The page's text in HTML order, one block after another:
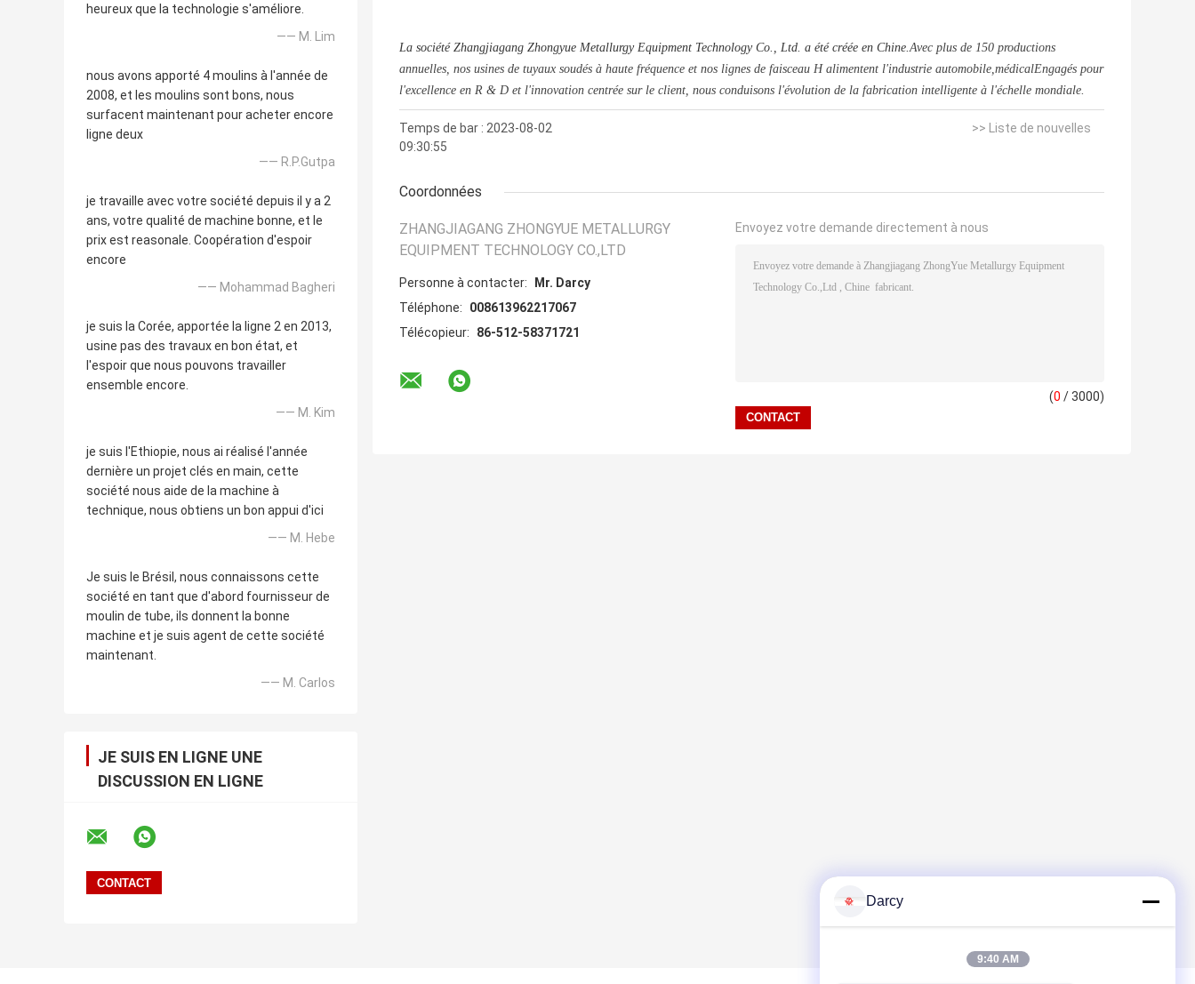
heureux que la technologie s'améliore.
—— M. Lim
nous avons apporté 4 moulins à l'année de
2008, et les moulins sont bons, nous
surfacent maintenant pour acheter encore
ligne deux
—— R.P.Gutpa
je travaille avec votre société depuis il y a 2
ans, votre qualité de machine bonne, et le
prix est reasonale. Coopération d'espoir
encore
—— Mohammad Bagheri
je suis la Corée, apportée la ligne 2 en 2013,
usine pas des travaux en bon état, et
l'espoir que nous pouvons travailler
ensemble encore.
—— M. Kim
je suis l'Ethiopie, nous ai réalisé l'année
dernière un projet clés en main, cette
société nous aide de la machine à
technique, nous obtiens un bon appui d'ici
—— M. Hebe
Je suis le Brésil, nous connaissons cette
société en tant que d'abord fournisseur de
moulin de tube, ils donnent la bonne
machine et je suis agent de cette société
maintenant.
—— M. Carlos
JE SUIS EN LIGNE UNE
DISCUSSION EN LIGNE
La société Zhangjiagang Zhongyue Metallurgy Equipment Technology Co., Ltd. a été créée en Chine.Avec plus de 150 productions
annuelles, nos usines de tuyaux soudés à haute fréquence et nos lignes de faisceau H alimentent l'industrie automobile,médicalEngagés pour
l'excellence en R & D et l'innovation centrée sur le client, nous conduisons l'évolution de la fabrication intelligente à l'échelle mondiale.
Temps de bar : 2023-08-02
09:30:55
>> Liste de nouvelles
Coordonnées
ZHANGJIAGANG ZHONGYUE METALLURGY
EQUIPMENT TECHNOLOGY CO.,LTD
Personne à contacter:
Mr. Darcy
Téléphone:
008613962217067
Télécopieur:
86-512-58371721
Envoyez votre demande directement à nous
(0 / 3000)
Darcy
9:40 AM